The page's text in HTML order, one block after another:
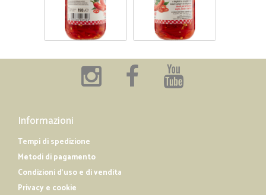
Informazioni
Tempi di spedizione
Metodi di pagamento
Condizioni d'uso e di vendita
Privacy e cookie